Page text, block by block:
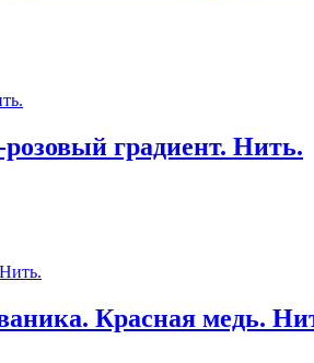
градиент. Нить.
Красная медь.